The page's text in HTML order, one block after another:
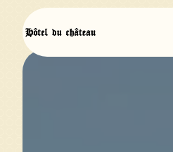
Panneau de gestion des cookies